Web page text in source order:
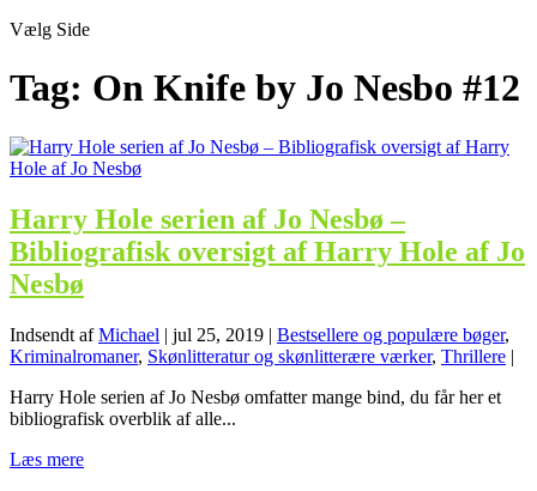
Vælg Side
Tag: On Knife by Jo Nesbo #12
Harry Hole serien af Jo Nesbø –
Bibliografisk oversigt af Harry Hole af Jo
Nesbø
Indsendt afMichael | jul 25, 2019 | Bestsellere og populære bøger,
Kriminalromaner, Skønlitteratur og skønlitterære værker, Thrillere |
Harry Hole serien af Jo Nesbø omfatter mange bind, du får her et
bibliografisk overblik af alle...
Læs mere